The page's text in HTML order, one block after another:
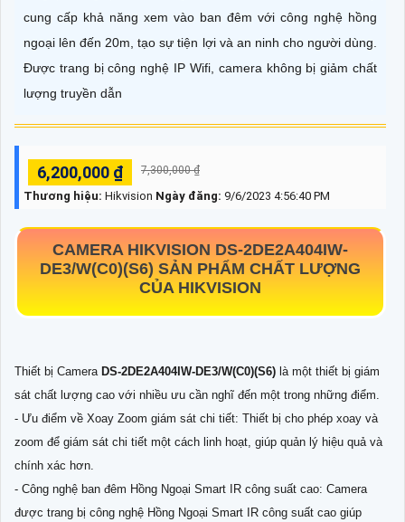
cung cấp khả năng xem vào ban đêm với công nghệ hồng
ngoại lên đến 20m, tạo sự tiện lợi và an ninh cho người dùng.
Được trang bị công nghệ IP Wifi, camera không bị giảm chất
lượng truyền dẫn
6,200,000 ₫ 7,300,000 ₫
Thương hiệu: Hikvision Ngày đăng: 9/6/2023 4:56:40 PM
CAMERA HIKVISION DS-2DE2A404IW-
DE3/W(C0)(S6) SẢN PHẨM CHẤT LƯỢNG
CỦA HIKVISION
Thiết bị Camera DS-2DE2A404IW-DE3/W(C0)(S6) là một thiết bị giám
sát chất lượng cao với nhiều ưu cần nghĩ đến một trong những điểm.
- Ưu điểm về Xoay Zoom giám sát chi tiết: Thiết bị cho phép xoay và
zoom để giám sát chi tiết một cách linh hoạt, giúp quản lý hiệu quả và
chính xác hơn.
- Công nghệ ban đêm Hồng Ngoại Smart IR công suất cao: Camera
được trang bị công nghệ Hồng Ngoại Smart IR công suất cao giúp